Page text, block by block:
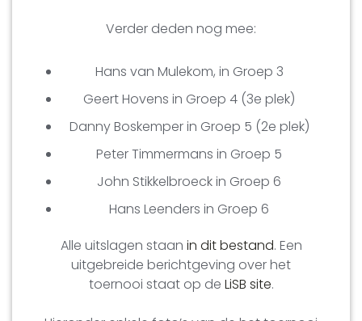
Verder deden nog mee:
Hans van Mulekom, in Groep 3
Geert Hovens in Groep 4 (3e plek)
Danny Boskemper in Groep 5 (2e plek)
Peter Timmermans in Groep 5
John Stikkelbroeck in Groep 6
Hans Leenders in Groep 6
Alle uitslagen staan in dit bestand. Een
uitgebreide berichtgeving over het
toernooi staat op de LiSB site.